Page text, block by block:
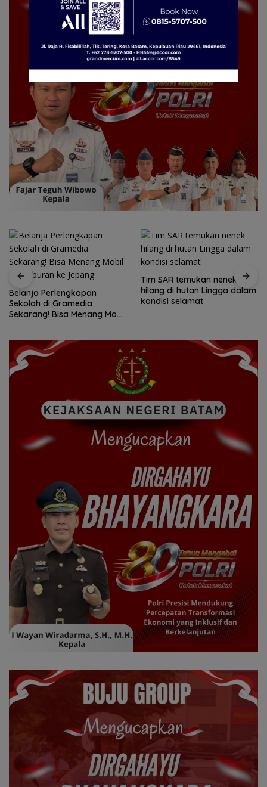
Tim SAR temukan nenek
hilang di hutan Lingga dalam
kondisi selamat
Tim SAR gabungan cari
nenek 68 tahun hilang di
Lingga Kepri